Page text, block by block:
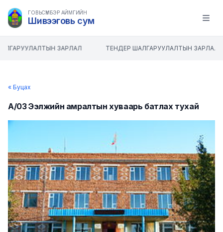
ГОВЬСҮМБЭР АЙМГИЙН
Шивээговь сум Open
ЗАРЛАЛ ТЕНДЕР ШАЛГАРУУЛАЛТЫН ЗАРЛАЛ
« Буцах
А/03 Ээлжийн амралтын хуваарь батлах тухай